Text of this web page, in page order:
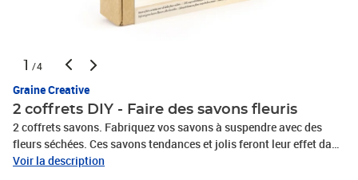
1 /4
Graine Creative
2 coffrets DIY - Faire des savons fleuris
2 coffrets savons. Fabriquez vos savons à suspendre avec des
fleurs séchées. Ces savons tendances et jolis feront leur effet dans
la cuisine ou la salle de bain ! Le kit contient 2 moules thermo
Voir la description